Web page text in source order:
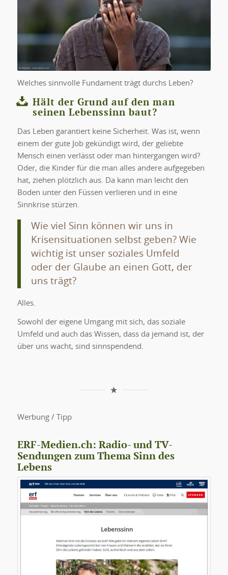
Welches sinnvolle Fundament trägt durchs Leben?
Hält der Grund auf den man
seinen Lebenssinn baut?
Das Leben garantiert keine Sicherheit. Was ist, wenn
einem der gute Job gekündigt wird, der geliebte
Mensch einen verlässt oder man hintergangen wird?
Oder, die Kinder für die man alles andere aufgegeben
hat, ziehen plötzlich aus. Da kann man leicht den
Boden unter den Füssen verlieren und in eine
Sinnkrise stürzen.
Wie viel Sinn können wir uns in
Krisensituationen selbst geben? Wie
wichtig ist unser soziales Umfeld
oder der Glaube an einen Gott, der
uns trägt?
Alles.
Sowohl der eigene Umgang mit sich, das soziale
Umfeld und auch das Wissen, dass da jemand ist, der
über uns wacht, sind sinnspendend.
Werbung / Tipp
ERF-Medien.ch: Radio- und TV-
Sendungen zum Thema Sinn des
Lebens